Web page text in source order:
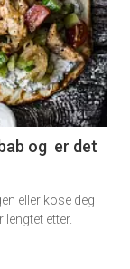
og er det
eller kose deg
etter.